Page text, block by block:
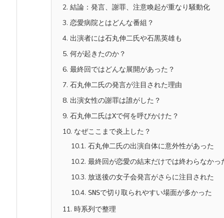
2. 結論：発言、謝罪、注意喚起が重なり騒動化
3. 恋愛病院とはどんな番組？
4. 出演者には石丸伸二氏や石黒英雄も
5. 何が起きたのか？
6. 最終回ではどんな展開があった？
7. 石丸伸二氏の発言が注目された理由
8. 出演女性の謝罪は誰がした？
9. 石丸伸二氏はXで何を呼びかけた？
10. なぜここまで炎上した？
10.1. 石丸伸二氏の出演自体に意外性があった
10.2. 最終回が恋愛の結末だけでは終わらなかっ
10.3. 放送後の女子会発言がさらに注目された
10.4. SNSで切り取られやすい場面が多かった
11. 時系列で整理